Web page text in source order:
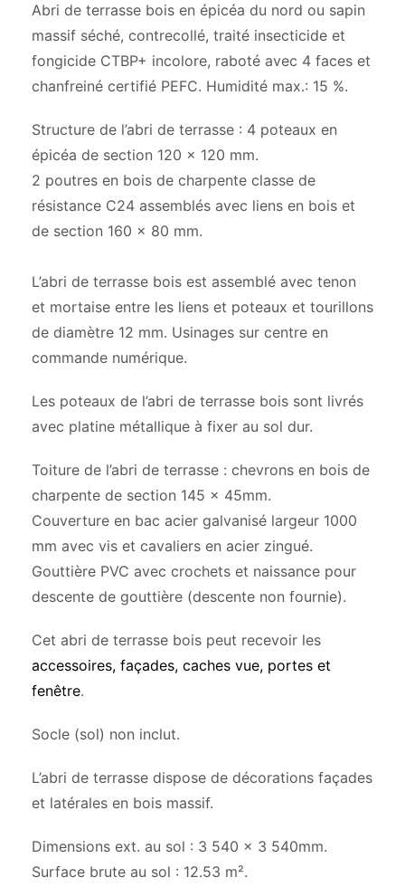
Abri de terrasse bois en épicéa du nord ou sapin
massif séché, contrecollé, traité insecticide et
fongicide CTBP+ incolore, raboté avec 4 faces et
chanfreiné certifié PEFC. Humidité max.: 15 %.
Structure de l’abri de terrasse : 4 poteaux en
épicéa de section 120 x 120 mm.
2 poutres en bois de charpente classe de
résistance C24 assemblés avec liens en bois et
de section 160 x 80 mm.
L’abri de terrasse bois est assemblé avec tenon
et mortaise entre les liens et poteaux et tourillons
de diamètre 12 mm. Usinages sur centre en
commande numérique.
Les poteaux de l’abri de terrasse bois sont livrés
avec platine métallique à fixer au sol dur.
Toiture de l’abri de terrasse : chevrons en bois de
charpente de section 145 x 45mm.
Couverture en bac acier galvanisé largeur 1000
mm avec vis et cavaliers en acier zingué.
Gouttière PVC avec crochets et naissance pour
descente de gouttière (descente non fournie).
Cet abri de terrasse bois peut recevoir les
accessoires, façades, caches vue, portes et
fenêtre.
Socle (sol) non inclut.
L’abri de terrasse dispose de décorations façades
et latérales en bois massif.
Dimensions ext. au sol : 3 540 x 3 540mm.
Surface brute au sol : 12.53 m².